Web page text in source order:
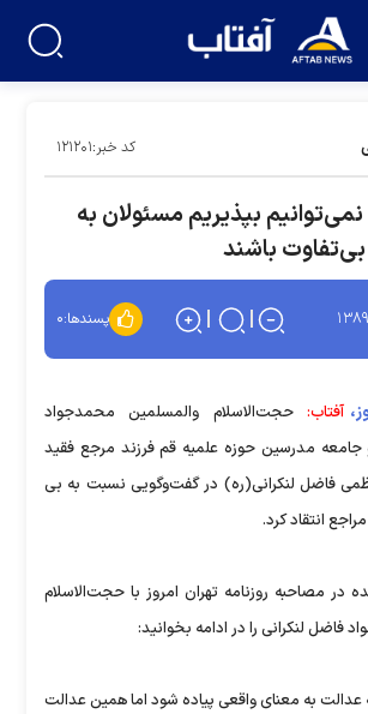
کد خبر:۱۲۱۲۰۱
بپذیریم مسئولان به
باشند
۱۹ پسندها:۰
آفتاب: حجت‌الاسلام والمسلمین محمدجواد
جامعه مدرسین حوزه علمیه قم فرزند مرجع فقید
فاضل لنکرانی(ره) در گفت‌وگویی نسبت به بی
انتقاد کرد.
مصاحبه روزنامه تهران امروز با حجت‌الاسلام
فاضل لنکرانی را در ادامه بخوانید:
به معنای واقعی پیاده شود اما همین عدالت